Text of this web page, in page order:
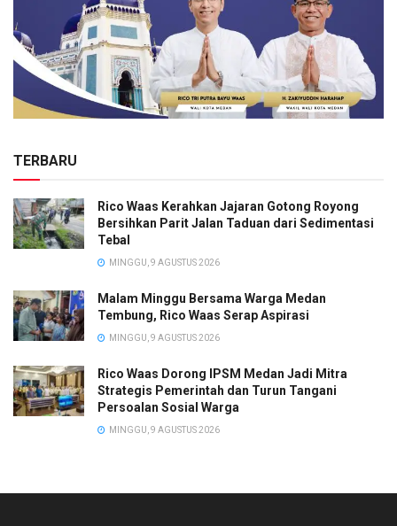
TERBARU
Rico Waas Kerahkan Jajaran Gotong Royong
Bersihkan Parit Jalan Taduan dari Sedimentasi
Tebal
MINGGU, 9 AGUSTUS 2026
Malam Minggu Bersama Warga Medan
Tembung, Rico Waas Serap Aspirasi
MINGGU, 9 AGUSTUS 2026
Rico Waas Dorong IPSM Medan Jadi Mitra
Strategis Pemerintah dan Turun Tangani
Persoalan Sosial Warga
MINGGU, 9 AGUSTUS 2026